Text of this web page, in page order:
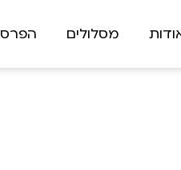
מסלולים הפרס